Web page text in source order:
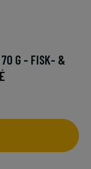
70 G - FISK- &